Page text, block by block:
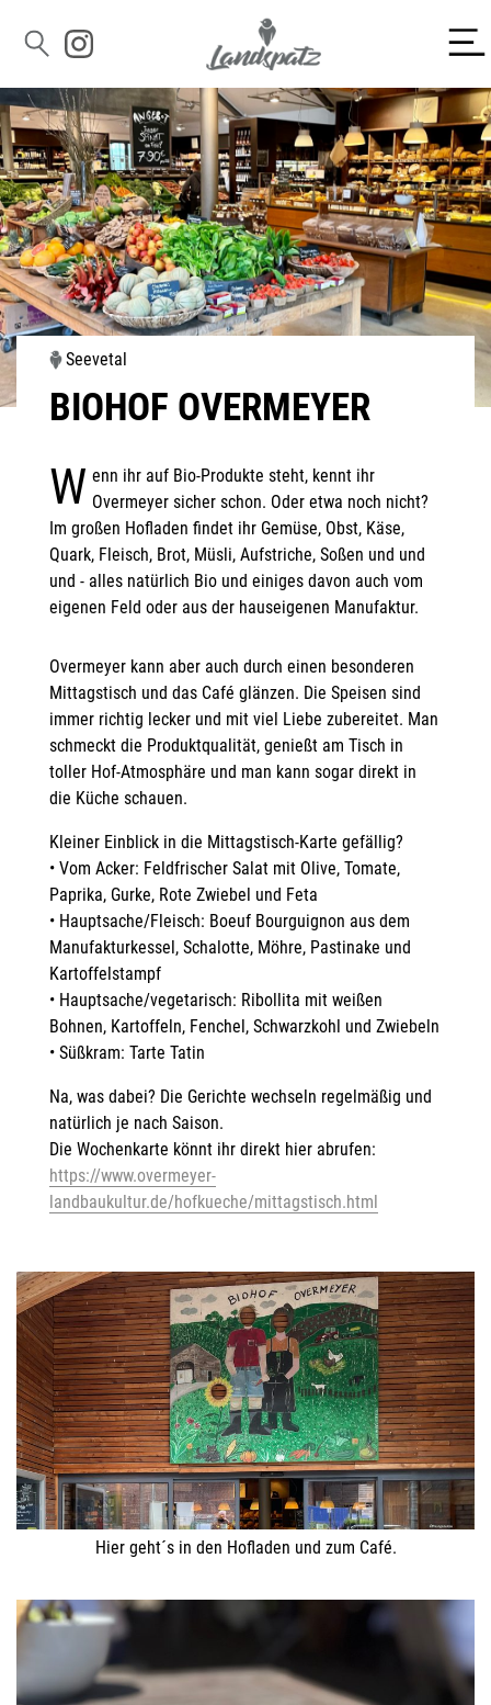
Seevetal
BIOHOF OVERMEYER
W enn ihr auf Bio-Produkte steht, kennt ihr
Overmeyer sicher schon. Oder etwa noch nicht?
Im großen Hofladen findet ihr Gemüse, Obst, Käse,
Quark, Fleisch, Brot, Müsli, Aufstriche, Soßen und und
und - alles natürlich Bio und einiges davon auch vom
eigenen Feld oder aus der hauseigenen Manufaktur.
Overmeyer kann aber auch durch einen besonderen
Mittagstisch und das Café glänzen. Die Speisen sind
immer richtig lecker und mit viel Liebe zubereitet. Man
schmeckt die Produktqualität, genießt am Tisch in
toller Hof-Atmosphäre und man kann sogar direkt in
die Küche schauen.
Kleiner Einblick in die Mittagstisch-Karte gefällig?
• Vom Acker: Feldfrischer Salat mit Olive, Tomate,
Paprika, Gurke, Rote Zwiebel und Feta
• Hauptsache/Fleisch: Boeuf Bourguignon aus dem
Manufakturkessel, Schalotte, Möhre, Pastinake und
Kartoffelstampf
• Hauptsache/vegetarisch: Ribollita mit weißen
Bohnen, Kartoffeln, Fenchel, Schwarzkohl und Zwiebeln
• Süßkram: Tarte Tatin
Na, was dabei? Die Gerichte wechseln regelmäßig und
natürlich je nach Saison.
Die Wochenkarte könnt ihr direkt hier abrufen:
https://www.overmeyer-
landbaukultur.de/hofkueche/mittagstisch.html
Hier geht´s in den Hofladen und zum Café.